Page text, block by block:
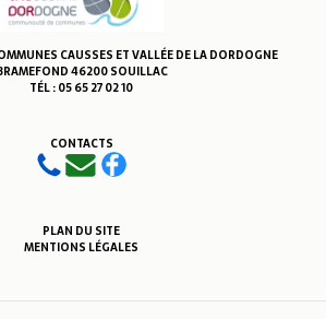
CAUSSES ET VALLÉE DE LA DORDOGNE
46200 SOUILLAC
TÉL : 05 65 27 02 10
CONTACTS
PLAN DU SITE
MENTIONS LÉGALES